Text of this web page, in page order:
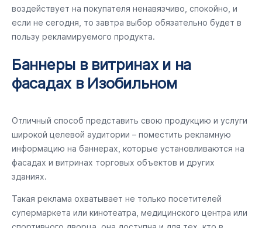
воздействует на покупателя ненавязчиво, спокойно, и
если не сегодня, то завтра выбор обязательно будет в
пользу рекламируемого продукта.
Баннеры в витринах и на
фасадах в Изобильном
Отличный способ представить свою продукцию и услуги
широкой целевой аудитории – поместить рекламную
информацию на баннерах, которые установливаются на
фасадах и витринах торговых объектов и других
зданиях.
Такая реклама охватывает не только посетителей
супермаркета или кинотеатра, медицинского центра или